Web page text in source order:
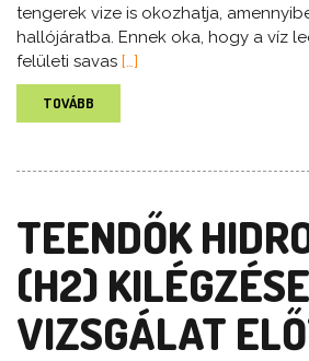
tengerek vize is okozhatja,
hallójáratba. Ennek oka, hogy a víz
felületi savas […]
TOVÁBB
TEENDŐK
(H2)
VIZSGÁLAT